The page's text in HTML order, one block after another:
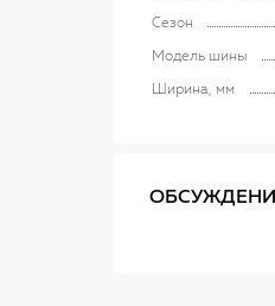
Сезон
Модель шины
Ширина, мм